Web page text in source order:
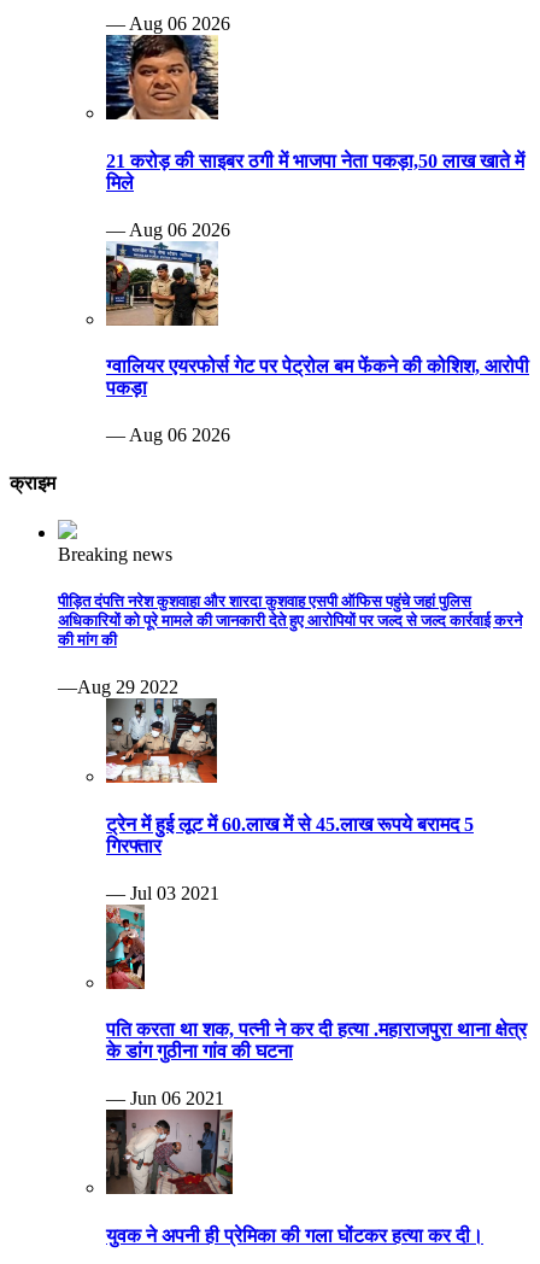
— Aug 06 2026
21 करोड़ की साइबर ठगी में भाजपा नेता पकड़ा,50 लाख खाते में
मिले
— Aug 06 2026
ग्वालियर एयरफोर्स गेट पर पेट्रोल बम फेंकने की कोशिश, आरोपी
पकड़ा
— Aug 06 2026
क्राइम
Breaking news
पीड़ित दंपत्ति नरेश कुशवाहा और शारदा कुशवाह एसपी ऑफिस पहुंचे जहां पुलिस
अधिकारियों को पूरे मामले की जानकारी देते हुए आरोपियों पर जल्द से जल्द कार्रवाई करने
की मांग की
—Aug 29 2022
ट्रेन में हुई लूट में 60.लाख में से 45.लाख रूपये बरामद 5
गिरफ्तार
— Jul 03 2021
पति करता था शक, पत्नी ने कर दी हत्या .महाराजपुरा थाना क्षेत्र
के डांग गुठीना गांव की घटना
— Jun 06 2021
युवक ने अपनी ही प्रेमिका की गला घोंटकर हत्या कर दी।